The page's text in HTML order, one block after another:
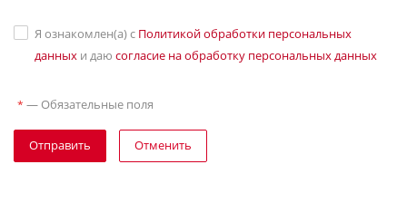
Я ознакомлен(а) с Политикой обработки персональных
данных и даю согласие на обработку персональных данных
* — Обязательные поля
Отправить Отменить